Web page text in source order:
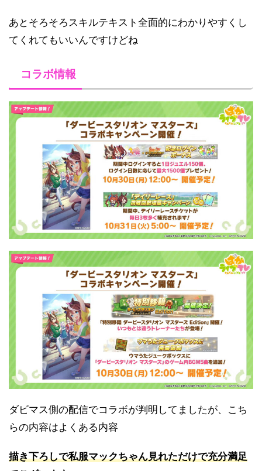
あとそろそろスキルテキスト全面的にわかりやすくし
てくれてもいいんですけどね
コラボ情報
ダビマス側の配信でコラボが判明してましたが、こち
らの内容はよくある内容
描き下ろしで私服マックちゃん見れただけで充分満足